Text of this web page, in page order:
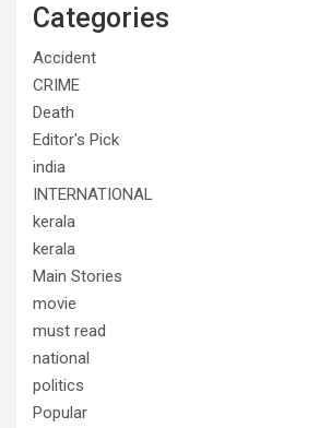
Categories
Accident
CRIME
Death
Editor's Pick
india
INTERNATIONAL
kerala
kerala
Main Stories
movie
must read
national
politics
Popular